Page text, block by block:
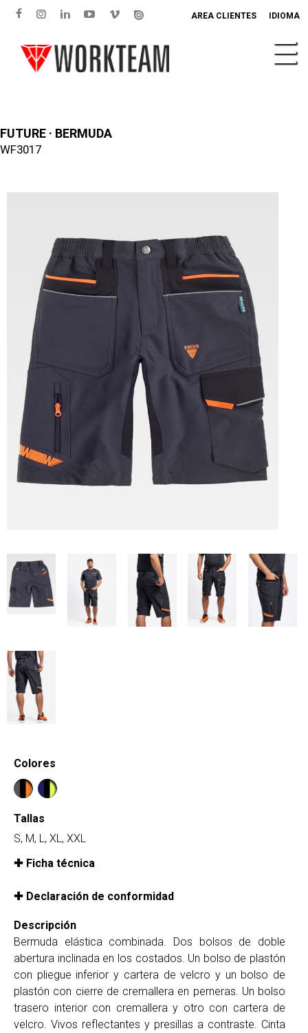
AREA CLIENTES IDIOMA
FUTURE · BERMUDA
WF3017
Colores
Tallas
S, M, L, XL, XXL
Ficha técnica
Declaración de conformidad
Descripción
Bermuda elástica combinada. Dos bolsos de doble
abertura inclinada en los costados. Un bolso de plastón
con pliegue inferior y cartera de velcro y un bolso de
plastón con cierre de cremallera en perneras. Un bolso
trasero interior con cremallera y otro con cartera de
velcro. Vivos reflectantes y presillas a contraste. Cinta